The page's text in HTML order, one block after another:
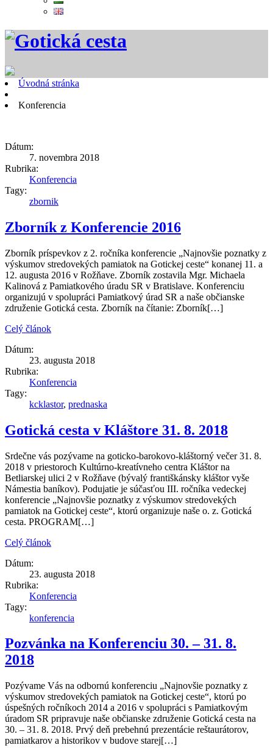
Úvodná stránka
Konferencia
Dátum:
7. novembra 2018
Rubrika:
Konferencia
Tagy:
zbornik
Zborník z Konferencie 2016
Zborník príspevkov z 2. ročníka konferencie „Najnovšie poznatky z
výskumov stredovekých pamiatok na Gotickej ceste“ konanej 11. a
12. augusta 2016 v Rožňave. Zborník zostavila Mgr. Michaela
Kalinová z Pamiatkového úradu SR v Bratislave. Konferenciu
organizujú v spolupráci Pamiatkový úrad SR a naše občianske
združenie Gotická cesta. Zborník na čítanie: Zborník[…]
Celý článok
Dátum:
23. augusta 2018
Rubrika:
Konferencia
Tagy:
kcklastor, prednaska
Gotická cesta v Kláštore 31. 8. 2018
Srdečne vás pozývame na goticko-barokovo-kláštorný večer 31. 8.
2018 v priestoroch Kultúrno-kreatívneho centra Kláštor na
Betliarskej ulici 2 v Rožňave (bývalý františkánsky kláštor vyše
Námestia baníkov). Podujatie je súčasťou III. ročníka vedeckej
konferencie „Najnovšie poznatky z výskumov stredovekých
pamiatok na Gotickej ceste“, ktorú organizuje naše o. z. Gotická
cesta. PROGRAM[…]
Celý článok
Dátum:
23. augusta 2018
Rubrika:
Konferencia
Tagy:
konferencia
Pozvánka na Konferenciu 30. – 31. 8.
2018
Pozývame Vás na odbornú konferenciu „Najnovšie poznatky z
výskumov stredovekých pamiatok na Gotickej ceste“, ktorú po
úspešných ročníkoch 2014 a 2016 v spolupráci s Pamiatkovým
úradom SR pripravuje naše občianske združenie Gotická cesta na
30. – 31. 8. 2018. Prvý deň prebehnú prezentácie reštaurátorov,
pamiatkarov a historikov v budove starej[…]